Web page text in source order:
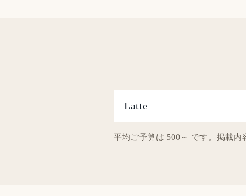
Latte
平均ご予算は 500～ です。掲載内